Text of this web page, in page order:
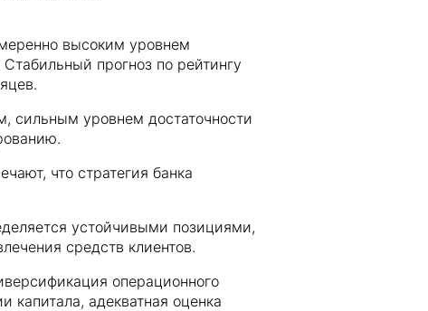
высоким уровнем
прогноз по рейтингу
сильным уровнем достаточности
что стратегия банка
устойчивыми позициями,
средств клиентов.
операционного
капитала, адекватная оценка